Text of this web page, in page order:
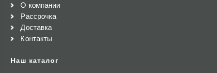
О компании
Рассрочка
Доставка
Контакты
Наш каталог